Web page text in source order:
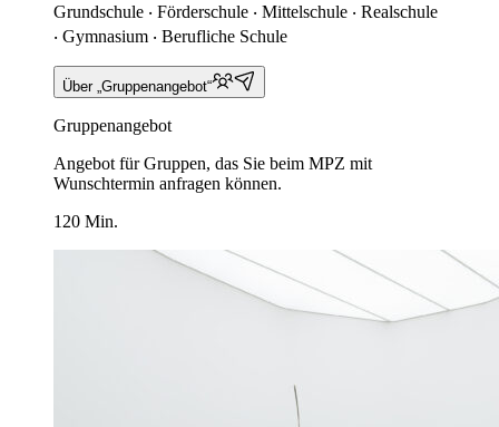
Grundschule ‧ Förderschule ‧ Mittelschule ‧ Realschule
‧ Gymnasium ‧ Berufliche Schule
Über „Gruppenangebot“
Gruppenangebot
Angebot für Gruppen, das Sie beim MPZ mit
Wunschtermin anfragen können.
120 Min.